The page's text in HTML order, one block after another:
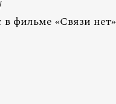
фильме «Связи нет»